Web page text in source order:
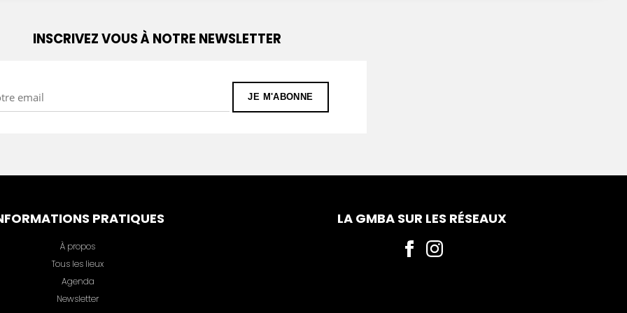
INSCRIVEZ VOUS À NOTRE NEWSLETTER
PRATIQUES
À propos
Tous les lieux
Agenda
Newsletter
LA GMBA SUR LES RÉSEAUX